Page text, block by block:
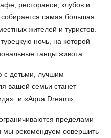
ресторанов, клубов и
самая большая
жителей и туристов.
ночь, на которой
танцы живота.
с детьми, лучшим
вашей семьи станет
и «Aqua Dream».
пределами
мы рекомендуем совершить